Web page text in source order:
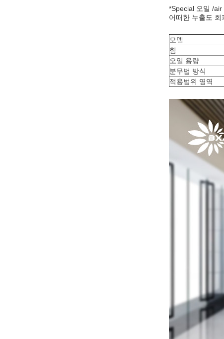
*Special 오일 /air
어떠한 누출도 회
모델
힘
오일 용량
분무법 방식
적용범위 영역